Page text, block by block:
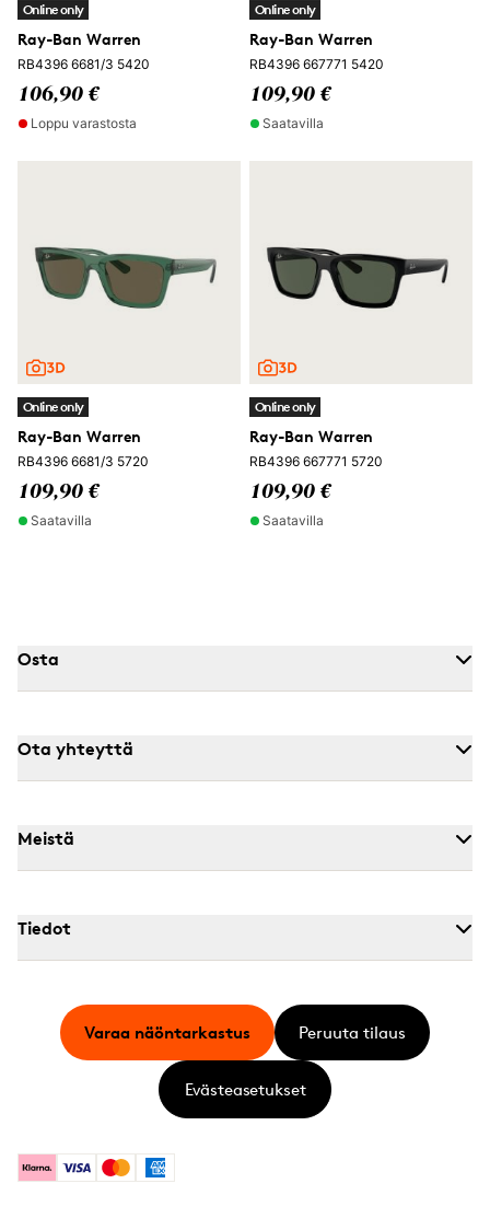
Online only
Ray-Ban Warren
RB4396 6681/3 5420
106,90 €
Loppu varastosta
Online only
Ray-Ban Warren
RB4396 667771 5420
109,90 €
Saatavilla
Online only
Ray-Ban Warren
RB4396 6681/3 5720
109,90 €
Saatavilla
Online only
Ray-Ban Warren
RB4396 667771 5720
109,90 €
Saatavilla
Osta
Ota yhteyttä
Meistä
Tiedot
KlarnaVisa MastercardAmerican Express
Varaa näöntarkastus Peruuta tilaus
Evästeasetukset